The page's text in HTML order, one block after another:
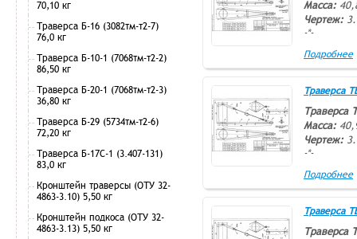
70,10 кг
Траверса Б-16 (3082тм-т2-7)
76,0 кг
Траверса Б-10-1 (7068тм-т2-2)
86,50 кг
Траверса Б-20-1 (7068тм-т2-3)
36,80 кг
Траверса Б-29 (5734тм-т2-6)
72,20 кг
Траверса Б-17С-1 (3.407-131)
83,0 кг
Кронштейн траверсы (ОТУ 32-
4863-3.10) 5,50 кг
Кронштейн подкоса (ОТУ 32-
4863-3.13) 5,50 кг
Масса:
Чертеж:
-*-
Подробнее
Траверса
Траверса
Масса:
Чертеж:
-*-
Подробнее
Траверса
Траверса